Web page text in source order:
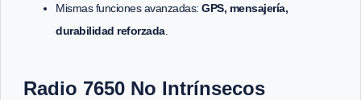
Mismas funciones avanzadas: GPS, mensajería,
durabilidad reforzada.
Radio 7650 No Intrínsecos